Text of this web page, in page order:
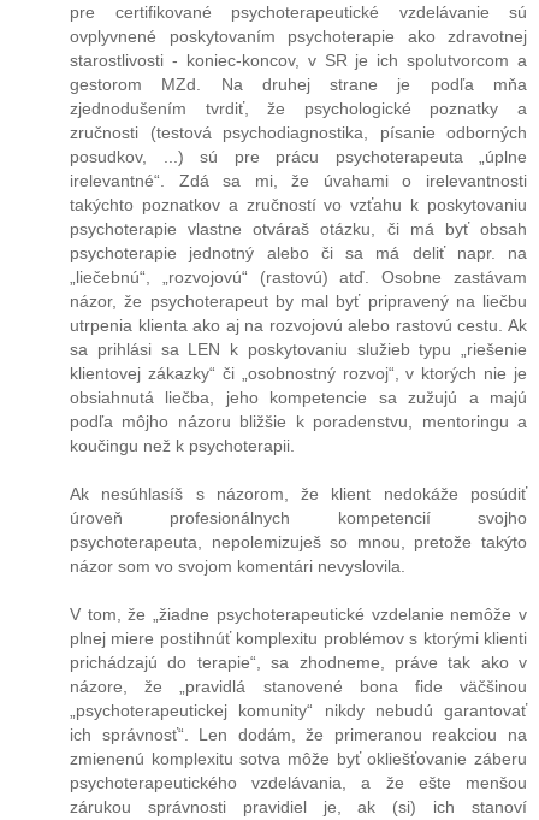
pre certifikované psychoterapeutické vzdelávanie sú
ovplyvnené poskytovaním psychoterapie ako zdravotnej
starostlivosti - koniec-koncov, v SR je ich spolutvorcom a
gestorom MZd. Na druhej strane je podľa mňa
zjednodušením tvrdiť, že psychologické poznatky a
zručnosti (testová psychodiagnostika, písanie odborných
posudkov, ...) sú pre prácu psychoterapeuta „úplne
irelevantné“. Zdá sa mi, že úvahami o irelevantnosti
takýchto poznatkov a zručností vo vzťahu k poskytovaniu
psychoterapie vlastne otváraš otázku, či má byť obsah
psychoterapie jednotný alebo či sa má deliť napr. na
„liečebnú“, „rozvojovú“ (rastovú) atď. Osobne zastávam
názor, že psychoterapeut by mal byť pripravený na liečbu
utrpenia klienta ako aj na rozvojovú alebo rastovú cestu. Ak
sa prihlási sa LEN k poskytovaniu služieb typu „riešenie
klientovej zákazky“ či „osobnostný rozvoj“, v ktorých nie je
obsiahnutá liečba, jeho kompetencie sa zužujú a majú
podľa môjho názoru bližšie k poradenstvu, mentoringu a
koučingu než k psychoterapii.
Ak nesúhlasíš s názorom, že klient nedokáže posúdiť
úroveň profesionálnych kompetencií svojho
psychoterapeuta, nepolemizuješ so mnou, pretože takýto
názor som vo svojom komentári nevyslovila.
V tom, že „žiadne psychoterapeutické vzdelanie nemôže v
plnej miere postihnúť komplexitu problémov s ktorými klienti
prichádzajú do terapie“, sa zhodneme, práve tak ako v
názore, že „pravidlá stanovené bona fide väčšinou
„psychoterapeutickej komunity“ nikdy nebudú garantovať
ich správnosť“. Len dodám, že primeranou reakciou na
zmienenú komplexitu sotva môže byť okliešťovanie záberu
psychoterapeutického vzdelávania, a že ešte menšou
zárukou správnosti pravidiel je, ak (si) ich stanoví